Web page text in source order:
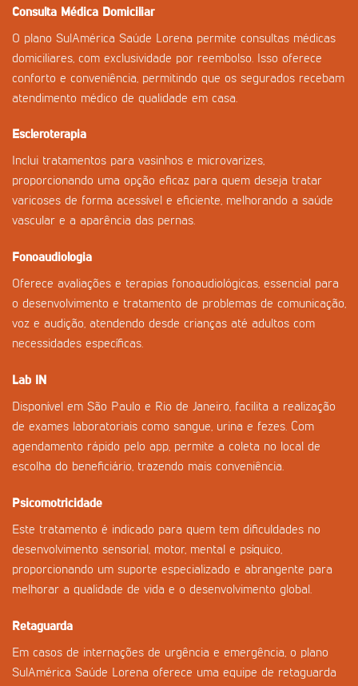
Consulta Médica Domiciliar
O plano SulAmérica Saúde Lorena permite consultas médicas
domiciliares, com exclusividade por reembolso. Isso oferece
conforto e conveniência, permitindo que os segurados recebam
atendimento médico de qualidade em casa.
Escleroterapia
Inclui tratamentos para vasinhos e microvarizes,
proporcionando uma opção eficaz para quem deseja tratar
varicoses de forma acessível e eficiente, melhorando a saúde
vascular e a aparência das pernas.
Fonoaudiologia
Oferece avaliações e terapias fonoaudiológicas, essencial para
o desenvolvimento e tratamento de problemas de comunicação,
voz e audição, atendendo desde crianças até adultos com
necessidades específicas.
Lab IN
Disponível em São Paulo e Rio de Janeiro, facilita a realização
de exames laboratoriais como sangue, urina e fezes. Com
agendamento rápido pelo app, permite a coleta no local de
escolha do beneficiário, trazendo mais conveniência.
Psicomotricidade
Este tratamento é indicado para quem tem dificuldades no
desenvolvimento sensorial, motor, mental e psíquico,
proporcionando um suporte especializado e abrangente para
melhorar a qualidade de vida e o desenvolvimento global.
Retaguarda
Em casos de internações de urgência e emergência, o plano
SulAmérica Saúde Lorena oferece uma equipe de retaguarda